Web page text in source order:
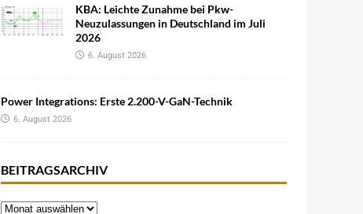
KBA: Leichte Zunahme bei Pkw-
Neuzulassungen in Deutschland im Juli
2026
6. August 2026
Power Integrations: Erste 2.200-V-GaN-Technik
6. August 2026
BEITRAGSARCHIV